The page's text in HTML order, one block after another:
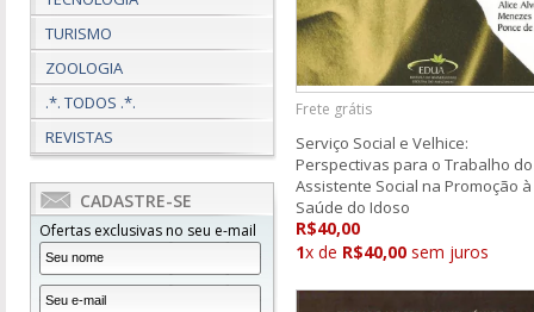
TURISMO
ZOOLOGIA
.*. TODOS .*.
REVISTAS
CADASTRE-SE
Ofertas exclusivas no seu e-mail
Frete grátis
Serviço Social e Velhice:
Perspectivas para o Trabalho do
Assistente Social na Promoção à
Saúde do Idoso
R$40,00
1x de R$40,00 sem juros